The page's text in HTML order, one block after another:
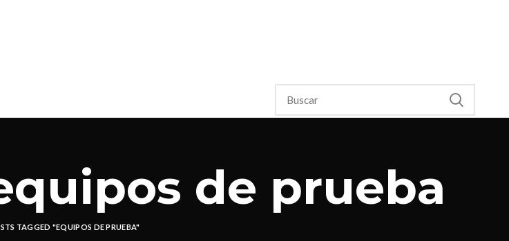
de prueba
TAGGED "EQUIPOS DE PRUEBA"